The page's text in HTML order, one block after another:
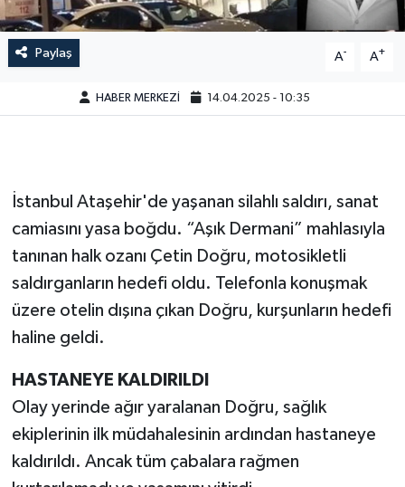
Paylaş A- A+
HABER MERKEZİ 14.04.2025 - 10:35
İstanbul Ataşehir'de yaşanan silahlı saldırı, sanat
camiasını yasa boğdu. “Aşık Dermani” mahlasıyla
tanınan halk ozanı Çetin Doğru, motosikletli
saldırganların hedefi oldu. Telefonla konuşmak
üzere otelin dışına çıkan Doğru, kurşunların hedefi
haline geldi.
HASTANEYE KALDIRILDI
Olay yerinde ağır yaralanan Doğru, sağlık
ekiplerinin ilk müdahalesinin ardından hastaneye
kaldırıldı. Ancak tüm çabalara rağmen